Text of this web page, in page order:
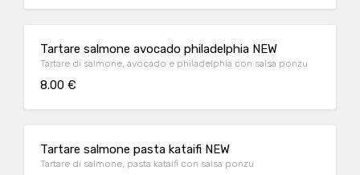
Tartare salmone avocado philadelphia NEW
Tartare di salmone, avocado e philadelphia con salsa ponzu
8.00 €
Tartare salmone pasta kataifi NEW
Tartare di salmone, pasta kataifi con salsa ponzu